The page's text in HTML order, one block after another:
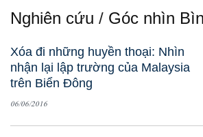
Nghiên cứu / Góc nhìn
Xóa đi những huyền thoại: Nhìn
nhận lại lập trường của Malaysia
trên Biển Đông
06/06/2016